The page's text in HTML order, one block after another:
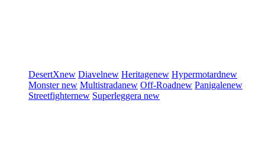
DesertXnew Diavelnew Heritagenew Hypermotardnew
Monsternew Multistradanew Off-Roadnew Panigalenew
Streetfighternew Superleggera new